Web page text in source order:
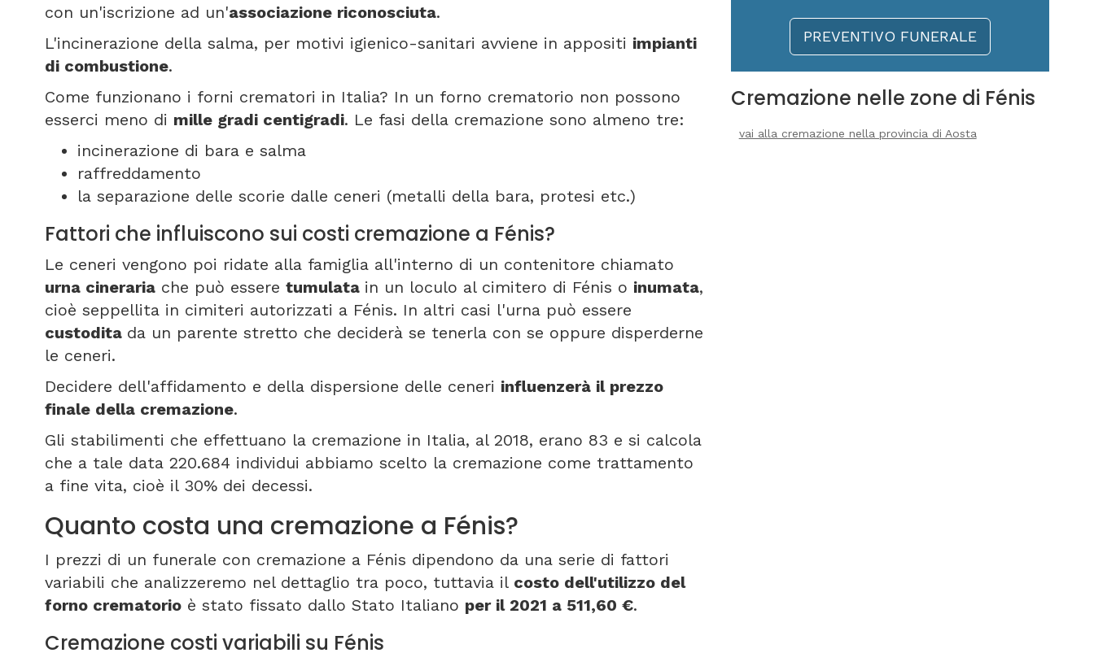
con un'iscrizione ad un'associazione riconosciuta.
L'incinerazione della salma, per motivi igienico-sanitari avviene in appositi impianti
di combustione.
Come funzionano i forni crematori in Italia? In un forno crematorio non possono
esserci meno di mille gradi centigradi. Le fasi della cremazione sono almeno tre:
incinerazione di bara e salma
raffreddamento
la separazione delle scorie dalle ceneri (metalli della bara, protesi etc.)
Fattori che influiscono sui costi cremazione a Fénis?
Le ceneri vengono poi ridate alla famiglia all'interno di un contenitore chiamato
urna cineraria che può essere tumulata in un loculo al cimitero di Fénis o inumata,
cioè seppellita in cimiteri autorizzati a Fénis. In altri casi l'urna può essere
custodita da un parente stretto che deciderà se tenerla con se oppure disperderne
le ceneri.
Decidere dell'affidamento e della dispersione delle ceneri influenzerà il prezzo
finale della cremazione.
Gli stabilimenti che effettuano la cremazione in Italia, al 2018, erano 83 e si calcola
che a tale data 220.684 individui abbiamo scelto la cremazione come trattamento
a fine vita, cioè il 30% dei decessi.
Quanto costa una cremazione a Fénis?
I prezzi di un funerale con cremazione a Fénis dipendono da una serie di fattori
variabili che analizzeremo nel dettaglio tra poco, tuttavia il costo dell'utilizzo del
forno crematorio è stato fissato dallo Stato Italiano per il 2021 a 511,60 €.
Cremazione costi variabili su Fénis
PREVENTIVO FUNERALE
Cremazione nelle zone di Fénis
vai alla cremazione nella provincia di Aosta